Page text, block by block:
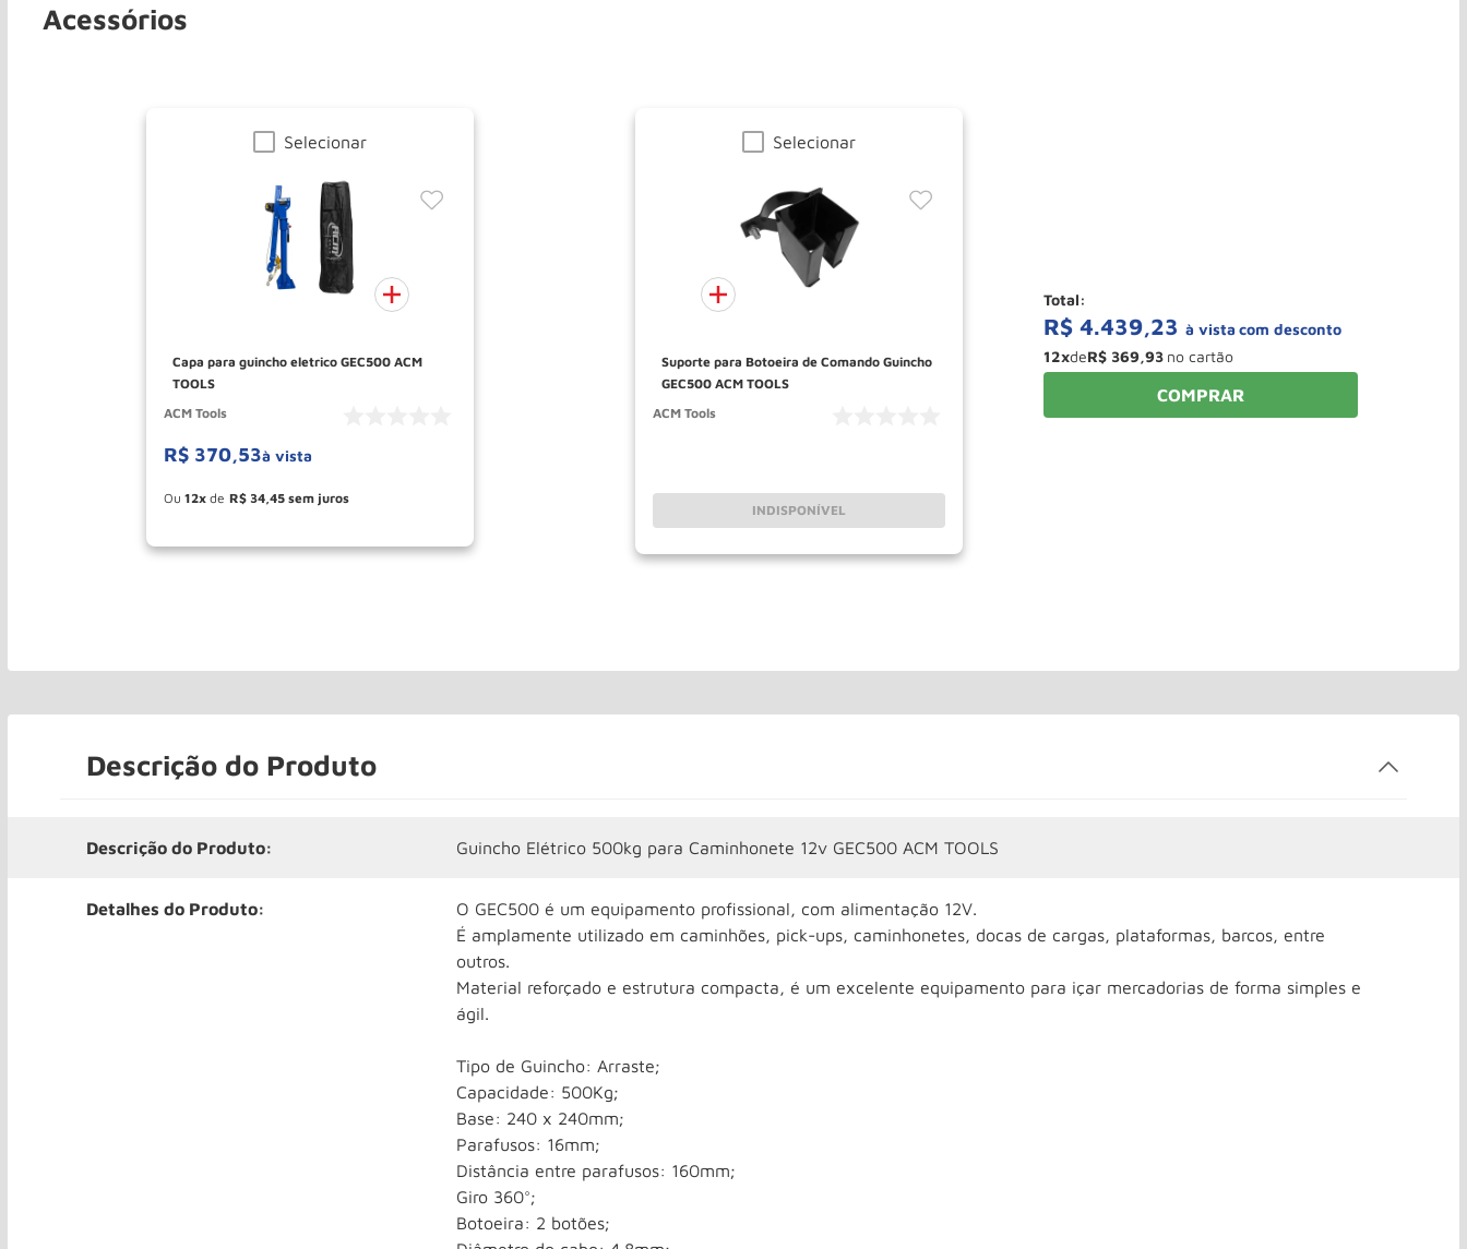
Acessórios
Selecionar
Capa para guincho eletrico GEC500 ACM
TOOLS
ACM Tools
R$ 370,53à vista
Esconder - Ganhe 10,37% de desconto
12
R$ 34, 45
Selecionar
Suporte para Botoeira de Comando Guincho
GEC500 ACM TOOLS
ACM Tools
INDISPONÍVEL
R$ 4.439,23 à vista
12xdeR$ 369,93
Total:
COMPRAR
Descrição do Produto
Descrição do Produto: Guincho Elétrico 500kg para Caminhonete 12v GEC500 ACM TOOLS
Detalhes do Produto:
O GEC500 é um equipamento profissional, com alimentação 12V.
É amplamente utilizado em caminhões, pick-ups, caminhonetes, docas de cargas, plataformas, barcos, entre
outros.
Material reforçado e estrutura compacta, é um excelente equipamento para içar mercadorias de forma simples e
ágil.
Tipo de Guincho: Arraste;
Capacidade: 500Kg;
Base: 240 x 240mm;
Parafusos: 16mm;
Distância entre parafusos: 160mm;
Giro 360°;
Botoeira: 2 botões;